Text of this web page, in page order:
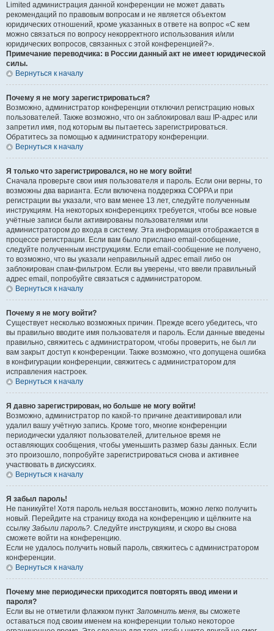
Limited администрация данной конференции не может давать
рекомендаций по правовым вопросам и не является объектом
юридических отношений, кроме указанных в ответе на вопрос «С кем
можно связаться по вопросу некорректного использования и/или
юридических вопросов, связанных с этой конференцией?».
Примечание переводчика: в России данный акт не имеет юридической
силы.
Вернуться к началу
Почему я не могу зарегистрироваться?
Возможно, администратор конференции отключил регистрацию новых
пользователей. Также возможно, что он заблокировал ваш IP-адрес или
запретил имя, под которым вы пытаетесь зарегистрироваться.
Обратитесь за помощью к администратору конференции.
Вернуться к началу
Я только что зарегистрировался, но не могу войти!
Сначала проверьте свои имя пользователя и пароль. Если они верны, то
возможны два варианта. Если включена поддержка COPPA и при
регистрации вы указали, что вам менее 13 лет, следуйте полученным
инструкциям. На некоторых конференциях требуется, чтобы все новые
учётные записи были активированы пользователями или
администратором до входа в систему. Эта информация отображается в
процессе регистрации. Если вам было прислано email-сообщение,
следуйте полученным инструкциям. Если email-сообщение не получено,
то возможно, что вы указали неправильный адрес email либо он
заблокирован спам-фильтром. Если вы уверены, что ввели правильный
адрес email, попробуйте связаться с администратором.
Вернуться к началу
Почему я не могу войти?
Существует несколько возможных причин. Прежде всего убедитесь, что
вы правильно вводите имя пользователя и пароль. Если данные введены
правильно, свяжитесь с администратором, чтобы проверить, не был ли
вам закрыт доступ к конференции. Также возможно, что допущена ошибка
в конфигурации конференции, свяжитесь с администратором для
исправления настроек.
Вернуться к началу
Я давно зарегистрирован, но больше не могу войти!
Возможно, администратор по какой-то причине деактивировал или
удалил вашу учётную запись. Кроме того, многие конференции
периодически удаляют пользователей, длительное время не
оставляющих сообщения, чтобы уменьшить размер базы данных. Если
это произошло, попробуйте зарегистрироваться снова и активнее
участвовать в дискуссиях.
Вернуться к началу
Я забыл пароль!
Не паникуйте! Хотя пароль нельзя восстановить, можно легко получить
новый. Перейдите на страницу входа на конференцию и щёлкните на
ссылку Забыли пароль?. Следуйте инструкциям, и скоро вы снова
сможете войти на конференцию.
Если не удалось получить новый пароль, свяжитесь с администратором
конференции.
Вернуться к началу
Почему мне периодически приходится повторять ввод имени и
пароля?
Если вы не отметили флажком пункт Запомнить меня, вы сможете
оставаться под своим именем на конференции только некоторое